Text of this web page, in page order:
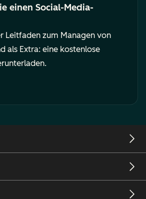
einen Social-Media-
Leitfaden zum Managen von
als Extra: eine kostenlose